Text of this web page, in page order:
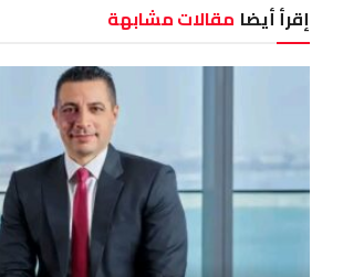
إقرأ أيضا مقالات مشابهة